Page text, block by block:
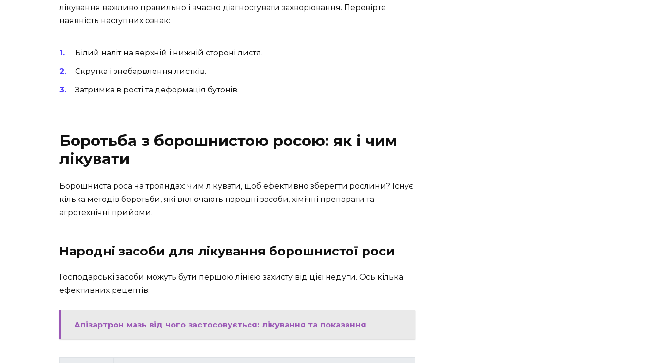
лікування важливо правильно і вчасно діагностувати захворювання. Перевірте
наявність наступних ознак:
Білий наліт на верхній і нижній стороні листя.
Скрутка і знебарвлення листків.
Затримка в рості та деформація бутонів.
Боротьба з борошнистою росою: як і чим
лікувати
Борошниста роса на трояндах: чим лікувати, щоб ефективно зберегти рослини? Існує
кілька методів боротьби, які включають народні засоби, хімічні препарати та
агротехнічні прийоми.
Народні засоби для лікування борошнистої роси
Господарські засоби можуть бути першою лінією захисту від цієї недуги. Ось кілька
ефективних рецептів:
Апізартрон мазь від чого застосовується: лікування та показання